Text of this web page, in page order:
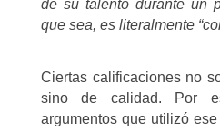
de su talento durante un
que sea, es literalmente
Ciertas calificaciones no
sino de calidad. Por
argumentos que utilizó